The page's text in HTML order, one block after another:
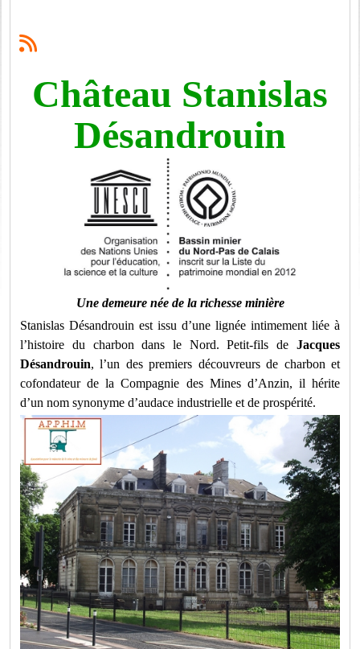
Château Stanislas
Désandrouin
Une demeure née de la richesse minière
Stanislas Désandrouin est issu d’une lignée intimement liée à
l’histoire du charbon dans le Nord. Petit-fils de Jacques
Désandrouin, l’un des premiers découvreurs de charbon et
cofondateur de la Compagnie des Mines d’Anzin, il hérite
d’un nom synonyme d’audace industrielle et de prospérité.